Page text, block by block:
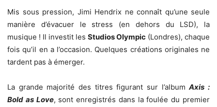
Mis sous pression, Jimi Hendrix ne connaît qu’une seule
manière d’évacuer le stress (en dehors du LSD), la
musique ! Il investit les Studios Olympic (Londres), chaque
fois qu’il en a l’occasion. Quelques créations originales ne
tardent pas à émerger.
La grande majorité des titres figurant sur l’albumAxis :
Bold as Love, sont enregistrés dans la foulée du premier